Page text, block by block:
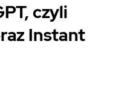
czyli
Instant